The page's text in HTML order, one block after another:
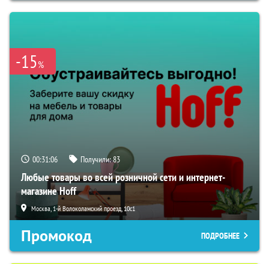
-15%
00:31:05 Получили:83
Любые товары во всей розничной сети и интернет-
магазине Hoff
Москва, 1-й Волоколамский проезд, 10с1
Промокод ПОДРОБНЕЕ